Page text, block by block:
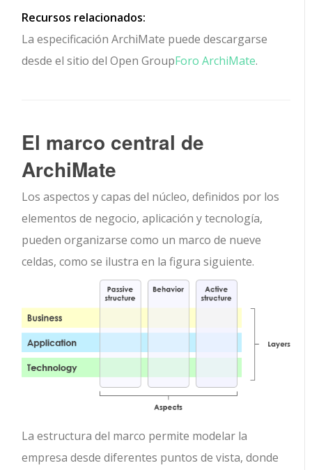
Recursos relacionados:
La especificación ArchiMate puede descargarse
desde el sitio del Open GroupForo ArchiMate.
El marco central de
ArchiMate
Los aspectos y capas del núcleo, definidos por los
elementos de negocio, aplicación y tecnología,
pueden organizarse como un marco de nueve
celdas, como se ilustra en la figura siguiente.
La estructura del marco permite modelar la
empresa desde diferentes puntos de vista, donde